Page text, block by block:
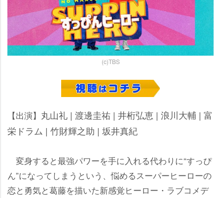
(c)TBS
【出演】 丸山礼 | 渡邊圭祐 | 井桁弘恵 | 浪川大輔 | 富
栄ドラム | 竹財輝之助 | 坂井真紀
変身すると最強パワーを手に入れる代わりに“すっぴ
ん”になってしまうという、悩めるスーパーヒーローの
恋と勇気と葛藤を描いた新感覚ヒーロー・ラブコメデ